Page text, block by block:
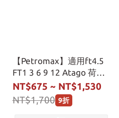
【Petromax】適用ft4.5
FT1 3 6 9 12 Atago 荷蘭
鍋收納袋
NT$675 ~ NT$1,530
NT$1,700 9折